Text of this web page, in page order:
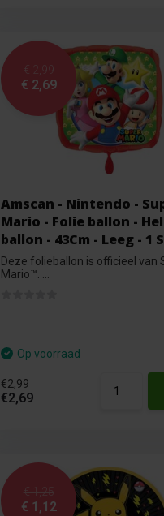
€ 2,99
€ 2,69
Amscan - Nintendo -
Mario - Folie ballon -
ballon - 43Cm - Leeg - 1
Deze folieballon is officieel van
Mario™. ...
Op voorraad
€2,99
€2,69
€ 1,25
€ 1,12